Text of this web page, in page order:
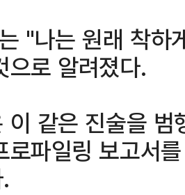
"나는 원래 착하
으로 알려졌다.
이 같은 진술을
로파일링 보고서